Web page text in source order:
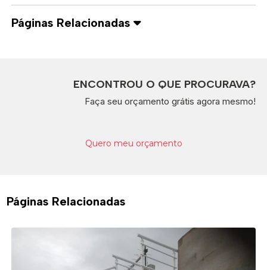
Páginas Relacionadas
ENCONTROU O QUE PROCURAVA?
Faça seu orçamento grátis agora mesmo!
Quero meu orçamento
Páginas Relacionadas